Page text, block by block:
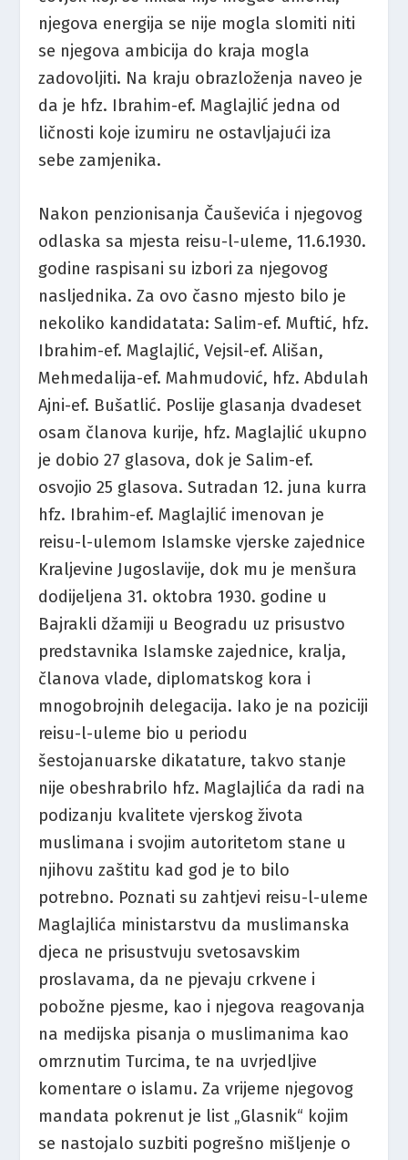
njegova energija se nije mogla slomiti niti
se njegova ambicija do kraja mogla
zadovoljiti. Na kraju obrazloženja naveo je
da je hfz. Ibrahim-ef. Maglajlić jedna od
ličnosti koje izumiru ne ostavljajući iza
sebe zamjenika.
Nakon penzionisanja Čauševića i njegovog
odlaska sa mjesta reisu-l-uleme, 11.6.1930.
godine raspisani su izbori za njegovog
nasljednika. Za ovo časno mjesto bilo je
nekoliko kandidatata: Salim-ef. Muftić, hfz.
Ibrahim-ef. Maglajlić, Vejsil-ef. Ališan,
Mehmedalija-ef. Mahmudović, hfz. Abdulah
Ajni-ef. Bušatlić. Poslije glasanja dvadeset
osam članova kurije, hfz. Maglajlić ukupno
je dobio 27 glasova, dok je Salim-ef.
osvojio 25 glasova. Sutradan 12. juna kurra
hfz. Ibrahim-ef. Maglajlić imenovan je
reisu-l-ulemom Islamske vjerske zajednice
Kraljevine Jugoslavije, dok mu je menšura
dodijeljena 31. oktobra 1930. godine u
Bajrakli džamiji u Beogradu uz prisustvo
predstavnika Islamske zajednice, kralja,
članova vlade, diplomatskog kora i
mnogobrojnih delegacija. Iako je na poziciji
reisu-l-uleme bio u periodu
šestojanuarske dikatature, takvo stanje
nije obeshrabrilo hfz. Maglajlića da radi na
podizanju kvalitete vjerskog života
muslimana i svojim autoritetom stane u
njihovu zaštitu kad god je to bilo
potrebno. Poznati su zahtjevi reisu-l-uleme
Maglajlića ministarstvu da muslimanska
djeca ne prisustvuju svetosavskim
proslavama, da ne pjevaju crkvene i
pobožne pjesme, kao i njegova reagovanja
na medijska pisanja o muslimanima kao
omrznutim Turcima, te na uvrjedljive
komentare o islamu. Za vrijeme njegovog
mandata pokrenut je list „Glasnik“ kojim
se nastojalo suzbiti pogrešno mišljenje o